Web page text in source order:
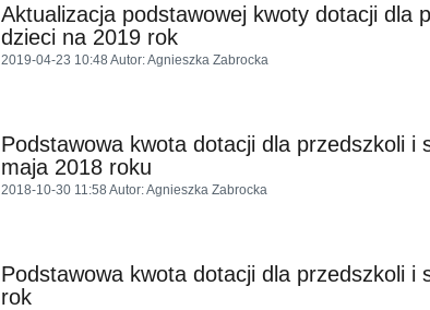
Aktualizacja podstawowej kwoty dotacji dla
dzieci na 2019 rok
2019-04-23 10:48 Autor: Agnieszka Zabrocka
Podstawowa kwota dotacji dla przedszkoli i
maja 2018 roku
2018-10-30 11:58 Autor: Agnieszka Zabrocka
Podstawowa kwota dotacji dla przedszkoli i
rok